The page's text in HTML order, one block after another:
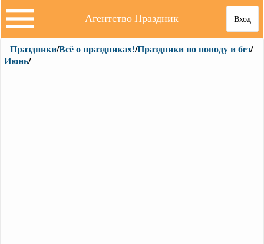
Вход
Агентство Праздник
Праздники/Всё о праздниках!/Праздники по поводу и без/
Июнь/